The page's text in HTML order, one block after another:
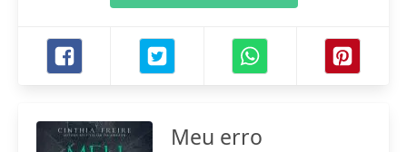
Meu erro